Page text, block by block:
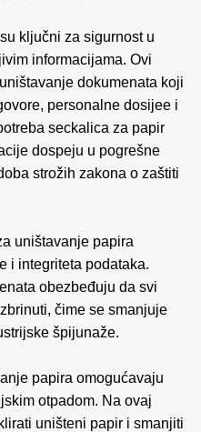
ključni za sigurnost u
informacijama. Ovi
dokumenata koji
personalne dosijee i
seckalica za papir
dospeju u pogrešne
strožih zakona o zaštiti
uništavanje papira
i integriteta podataka.
obezbeđuju da svi
čime se smanjuje
špijunaže.
papira omogućavaju
otpadom. Na ovaj
uništeni papir i smanjiti